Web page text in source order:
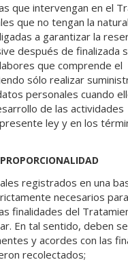
que intervengan en el
que no tengan la
a garantizar la
después de finalizada
que comprende el
sólo realizar
personales cuando
de las actividades
ley y en los
registrados en una
necesarios
finalidades del
En tal sentido, deben
y acordes con las
recolectados;